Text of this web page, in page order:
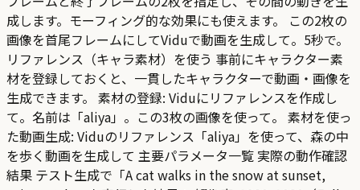
成します。モーフィング的な効果にも使えます。 この2枚の
画像を首尾フレームにしてViduで動画を生成して。5秒で。
リファレンス（キャラ素材）を使う 事前にキャラクター素
材を登録しておくと、一貫したキャラクターで動画・画像を
生成できます。 素材の登録: Viduにリファレンスを作成し
て。名前は「aliya」。この3枚の画像を使って。 素材を使っ
た動画生成: Viduのリファレンス「aliya」を使って、森の中
を歩く動画を生成して 主要パラメータ一覧 実際の動作確認
結果 テスト生成で「A cat walks in the snow at sunset,